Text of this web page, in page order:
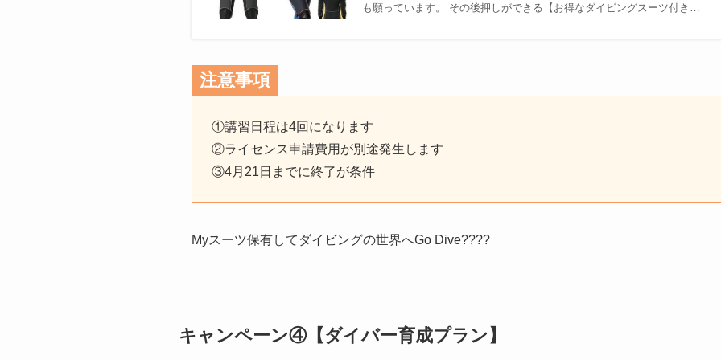
も願っています。 その後押しができる【お得なダイビングスーツ付き…
注意事項
①講習日程は4回になります
②ライセンス申請費用が別途発生します
③4月21日までに終了が条件
Myスーツ保有してダイビングの世界へGo Dive????
キャンペーン④【ダイバー育成プラン】